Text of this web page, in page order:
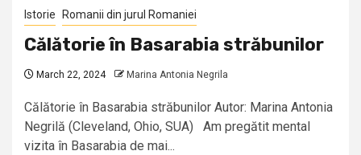
Istorie Romanii din jurul Romaniei
Călătorie în Basarabia străbunilor
March 22, 2024 Marina Antonia Negrila
Călătorie în Basarabia străbunilor Autor: Marina Antonia
Negrilă (Cleveland, Ohio, SUA) Am pregătit mental
vizita în Basarabia de mai...